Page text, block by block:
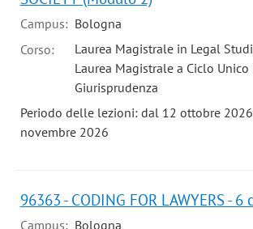
Campus: Bologna
Corso:
Laurea Magistrale in Legal
Laurea Magistrale a Ciclo Unico
Giurisprudenza
Periodo delle lezioni: dal 12 ottobre
novembre 2026
96363 - CODING FOR LAWYERS - 6
Campus: Bologna